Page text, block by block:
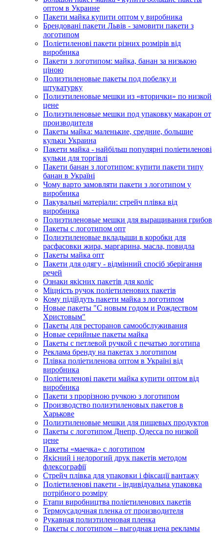
оптом в Украине
Пакети майка купити оптом у виробника
Брендовані пакети Львів - замовити пакети з
логотипом
Поліетиленові пакети різних розмірів від
виробника
Пакети з логотипом: майка, банан за низькою
ціною
Полиэтиленовые пакеты под побелку и
штукатурку
Полиэтиленовые мешки из «вторички» по низкой
цене
Полиэтиленовые мешки под упаковку макарон от
производителя
Пакеты майка: маленькие, средние, большие
кульки Украина
Пакети майка - найбільш популярні поліетиленові
кульки для торгівлі
Пакети банан з логотипом: купити пакети типу
банан в Україні
Чому варто замовляти пакети з логотипом у
виробника
Пакувальні матеріали: стрейч плівка від
виробника
Полиэтиленовые мешки для выращивания грибов
Пакеты с логотипом опт
Полиэтиленовые вкладыши в коробки для
расфасовки жира, маргарина, масла, повидла
Пакеты майка опт
Пакети для одягу - відмінний спосіб зберігання
речей
Ознаки якісних пакетів для коліс
Міцність ручок поліетиленових пакетів
Кому підійдуть пакети майка з логотипом
Новые пакеты "С новым годом и Рождеством
Христовым"
Пакеты для ресторанов самообслуживания
Новые серийные пакеты майка
Пакеты с петлевой ручкой с печатью логотипа
Реклама бренду на пакетах з логотипом
Плівка поліетиленова оптом в Україні від
виробника
Поліетиленові пакети майка купити оптом від
виробника
Пакети з прорізною ручкою з логотипом
Производство полиэтиленовых пакетов в
Харькове
Полиэтиленовые мешки для пищевых продуктов
Пакеты с логотипом Днепр, Одесса по низкой
цене
Пакеты «маечка» с логотипом
Якісний і недорогий друк пакетів методом
флексографії
Стрейч плівка для упаковки і фіксації вантажу
Поліетиленові пакети - індивідуальна упаковка
потрібного розміру
Етапи виробництва поліетиленових пакетів
Термоусадочная пленка от производителя
Рукавная полиэтиленовая пленка
Пакеты с логотипом – выгодная цена рекламы